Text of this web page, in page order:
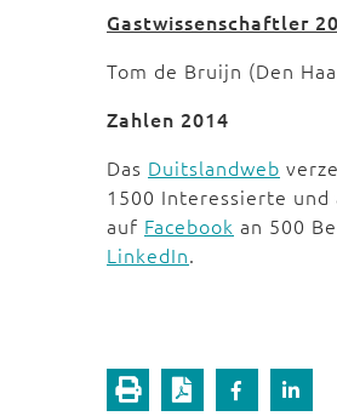
Gastwissenschaftler
Tom de Bruijn (Den
Zahlen 2014
Das Duitslandweb
1500 Interessierte und
auf Facebook an 500
LinkedIn.